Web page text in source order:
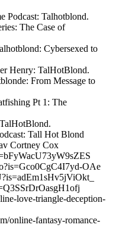
Podcast: Talhotblond.
The Case of
Cybersexed to
Henry: TalHotBlond.
From Message to
Pt 1: The
Tall Hot Blond
Cortney Cox
OAe
love-triangle-deception-
online-fantasy-romance-